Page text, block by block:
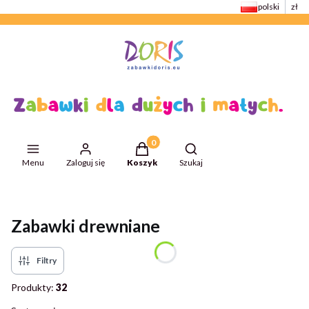
polski zł
Menu Zaloguj się
Produkty w koszyku: 0. Zobacz
Koszyk
Otwórz wyszukiwarkę
Szukaj
Zabawki drewniane
Filtry
Produkty: 32